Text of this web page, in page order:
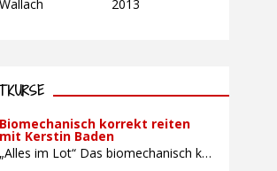
Wallach
2013
Biomechanisch korrekt reiten
mit Kerstin Baden
„Alles im Lot“ Das biomechanisch korrekte Reiten vereint viele wichtige Erkenntnisse der Reitkunst und der Physiologie von Pferd und Reiter miteinander. Ziel ist die größtmögliche Symmetrie des Reiters, denn erst wenn „alles im Lot“ ist, kann das Pferd den Reiter ausbalanciert und losgelassen tragen. Dafür muss der Reiter lernen, die Reaktionen seines Pferdes auf seinen […]